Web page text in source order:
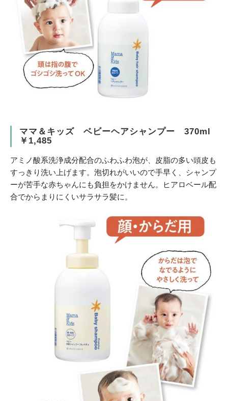
ママ＆キッズ ベビーヘアシャンプー 370ml
￥1,485
アミノ酸系洗浄成分配合のふわふわ泡が、皮脂の多い頭皮も
すっきり洗い上げます。泡切れがいいので手早く、シャンプ
ーが苦手な赤ちゃんにも負担をかけません。ヒアロベール配
合でからまりにくいサラサラ髪に。